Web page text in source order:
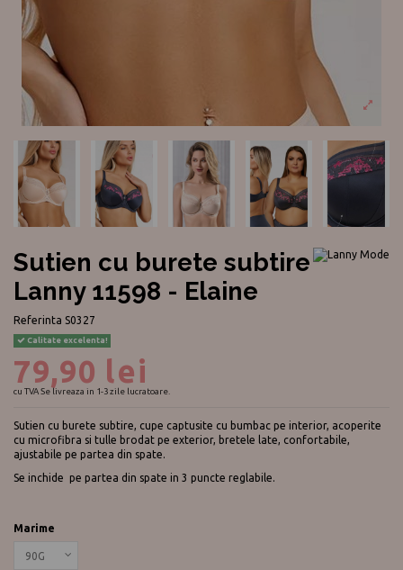
Sutien cu burete subtire
Lanny 11598 - Elaine
Referinta S0327
Calitate excelenta!
79,90 lei
cu TVASe livreaza in 1-3 zile lucratoare.
Sutien cu burete subtire, cupe captusite cu bumbac pe interior, acoperite
cu microfibra si tulle brodat pe exterior, bretele late, confortabile,
ajustabile pe partea din spate.
Se inchide pe partea din spate in 3 puncte reglabile.
Marime